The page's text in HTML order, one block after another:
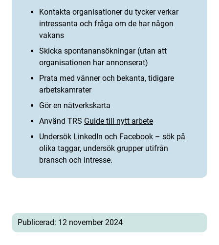
Kontakta organisationer du tycker verkar
intressanta och fråga om de har någon
vakans
Skicka spontanansökningar (utan att
organisationen har annonserat)
Prata med vänner och bekanta, tidigare
arbetskamrater
Gör en nätverkskarta
Använd TRS Guide till nytt arbete
Undersök LinkedIn och Facebook – sök på
olika taggar, undersök grupper utifrån
bransch och intresse.
Publicerad: 12 november 2024